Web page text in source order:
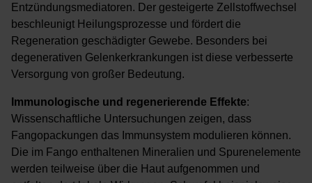
Entzündungsmediatoren. Der gesteigerte Zellstoffwechsel
beschleunigt Heilungsprozesse und fördert die
Regeneration geschädigter Gewebe. Besonders bei
degenerativen Gelenkerkrankungen ist diese verbesserte
Versorgung von großer Bedeutung.
Immunologische und regenerierende Effekte:
Wissenschaftliche Untersuchungen zeigen, dass
Fangopackungen das Immunsystem modulieren können.
Die im Fango enthaltenen Mineralien und Spurenelemente
werden teilweise über die Haut aufgenommen und